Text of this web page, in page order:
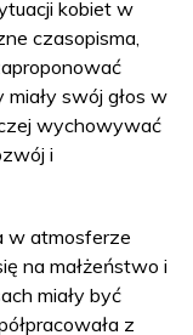
kobiet w
czasopisma,
swój głos w
wychowywać
i
w atmosferze
na małżeństwo i
miały być
z